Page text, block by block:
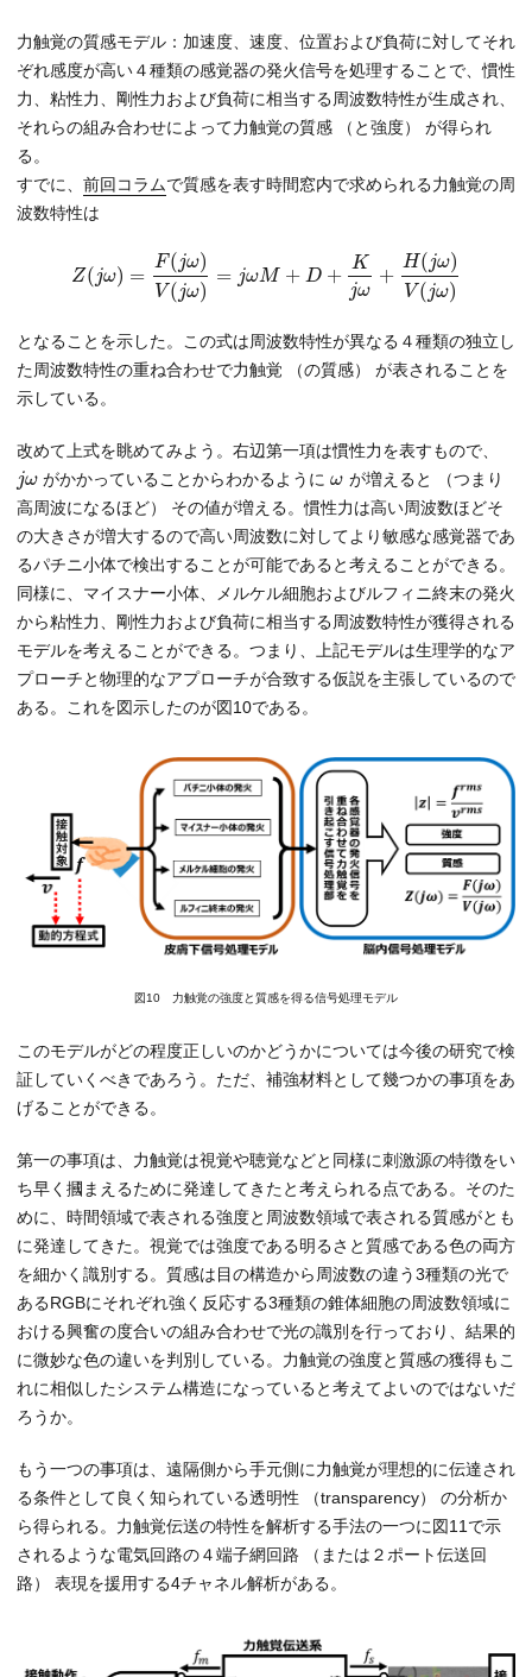
力触覚の質感モデル：加速度、速度、位置および負荷に対してそれ
ぞれ感度が高い４種類の感覚器の発火信号を処理することで、慣性
力、粘性力、剛性力および負荷に相当する周波数特性が生成され、
それらの組み合わせによって力触覚の質感 （と強度） が得られ
る。
すでに、 前回コラムで質感を表す時間窓内で求められる力触覚の周
波数特性は
Z(jω) =
F(jω)
V (jω)
= jωM + D +
K
jω
+
H(jω)
V (jω)
となることを示した。この式は周波数特性が異なる４種類の独立し
た周波数特性の重ね合わせで力触覚 （の質感） が表されることを
示している。
改めて上式を眺めてみよう。右辺第一項は慣性力を表すもので、
jω がかかっていることからわかるようにω が増えると （つまり
高周波になるほど） その値が増える。慣性力は高い周波数ほどそ
の大きさが増大するので高い周波数に対してより敏感な感覚器であ
るパチニ小体で検出することが可能であると考えることができる。
同様に、マイスナー小体、メルケル細胞およびルフィニ終末の発火
から粘性力、剛性力および負荷に相当する周波数特性が獲得される
モデルを考えることができる。つまり、上記モデルは生理学的なア
プローチと物理的なアプローチが合致する仮説を主張しているので
ある。これを図示したのが図10である。
図10 力触覚の強度と質感を得る信号処理モデル
このモデルがどの程度正しいのかどうかについては今後の研究で検
証していくべきであろう。ただ、補強材料として幾つかの事項をあ
げることができる。
第一の事項は、力触覚は視覚や聴覚などと同様に刺激源の特徴をい
ち早く摑まえるために発達してきたと考えられる点である。そのた
めに、時間領域で表される強度と周波数領域で表される質感がとも
に発達してきた。視覚では強度である明るさと質感である色の両方
を細かく識別する。質感は目の構造から周波数の違う3種類の光で
あるRGBにそれぞれ強く反応する3種類の錐体細胞の周波数領域に
おける興奮の度合いの組み合わせで光の識別を行っており、結果的
に微妙な色の違いを判別している。力触覚の強度と質感の獲得もこ
れに相似したシステム構造になっていると考えてよいのではないだ
ろうか。
もう一つの事項は、遠隔側から手元側に力触覚が理想的に伝達され
る条件として良く知られている透明性 （transparency） の分析か
ら得られる。力触覚伝送の特性を解析する手法の一つに図11で示
されるような電気回路の４端子網回路 （または２ポート伝送回
路） 表現を援用する4チャネル解析がある。